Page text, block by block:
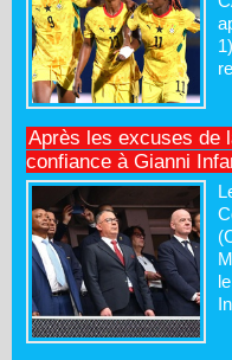
Après les excuses de
confiance à Gianni